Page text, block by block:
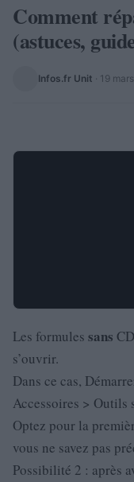
Comment
(astuces,
Infos.fr Unit · 19
Les formules sans
s’ouvrir.
Dans ce cas,
Accessoires > Outils
Optez pour la
vous ne savez pas
Possibilité 2 : après